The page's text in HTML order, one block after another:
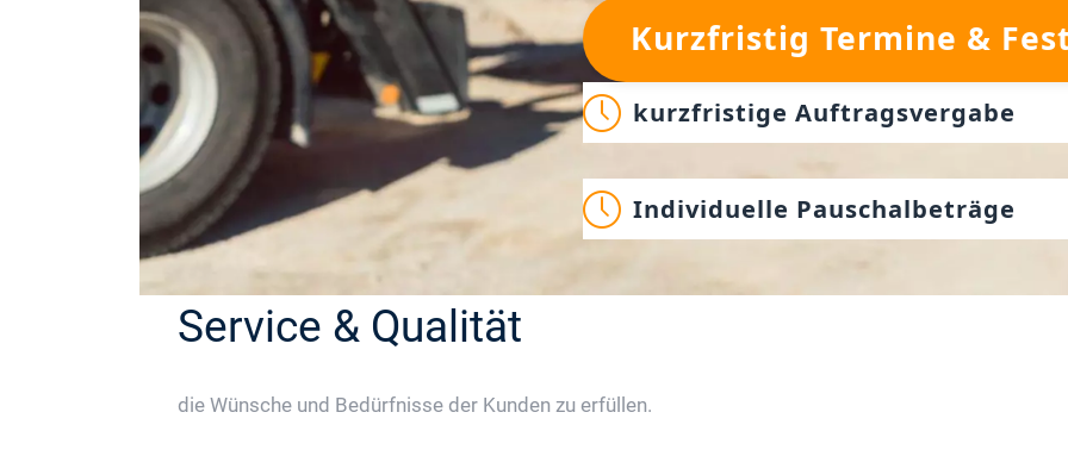
Kurzfristig Termine &
kurzfristige Auftragsvergabe
Individuelle Pauschalbeträge
Service & Qualität
die Wünsche und Bedürfnisse der Kunden zu erfüllen.